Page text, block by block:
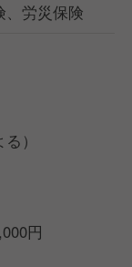
、労災保険
）
円